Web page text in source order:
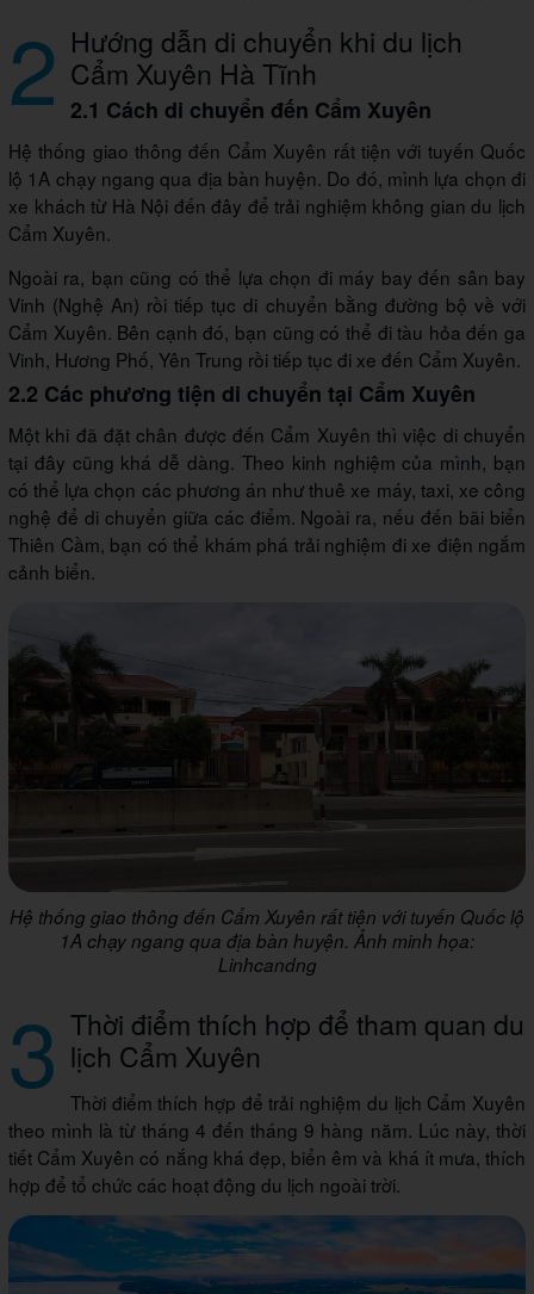
2 Hướng dẫn di chuyển khi du lịch
Cẩm Xuyên Hà Tĩnh
2.1 Cách di chuyển đến Cẩm Xuyên
Hệ thống giao thông đến Cẩm Xuyên rất tiện với tuyến Quốc
lộ 1A chạy ngang qua địa bàn huyện. Do đó, mình lựa chọn đi
xe khách từ Hà Nội đến đây để trải nghiệm không gian du lịch
Cẩm Xuyên.
Ngoài ra, bạn cũng có thể lựa chọn đi máy bay đến sân bay
Vinh (Nghệ An) rồi tiếp tục di chuyển bằng đường bộ về với
Cẩm Xuyên. Bên cạnh đó, bạn cũng có thể đi tàu hỏa đến ga
Vinh, Hương Phố, Yên Trung rồi tiếp tục đi xe đến Cẩm Xuyên.
2.2 Các phương tiện di chuyển tại Cẩm Xuyên
Một khi đã đặt chân được đến Cẩm Xuyên thì việc di chuyển
tại đây cũng khá dễ dàng. Theo kinh nghiệm của mình, bạn
có thể lựa chọn các phương án như thuê xe máy, taxi, xe công
nghệ để di chuyển giữa các điểm. Ngoài ra, nếu đến bãi biển
Thiên Cầm, bạn có thể khám phá trải nghiệm đi xe điện ngắm
cảnh biển.
Hệ thống giao thông đến Cẩm Xuyên rất tiện với tuyến Quốc lộ
1A chạy ngang qua địa bàn huyện. Ảnh minh họa:
Linhcandng
3 Thời điểm thích hợp để tham quan du
lịch Cẩm Xuyên
Thời điểm thích hợp để trải nghiệm du lịch Cẩm Xuyên
theo mình là từ tháng 4 đến tháng 9 hàng năm. Lúc này, thời
tiết Cẩm Xuyên có nắng khá đẹp, biển êm và khá ít mưa, thích
hợp để tổ chức các hoạt động du lịch ngoài trời.